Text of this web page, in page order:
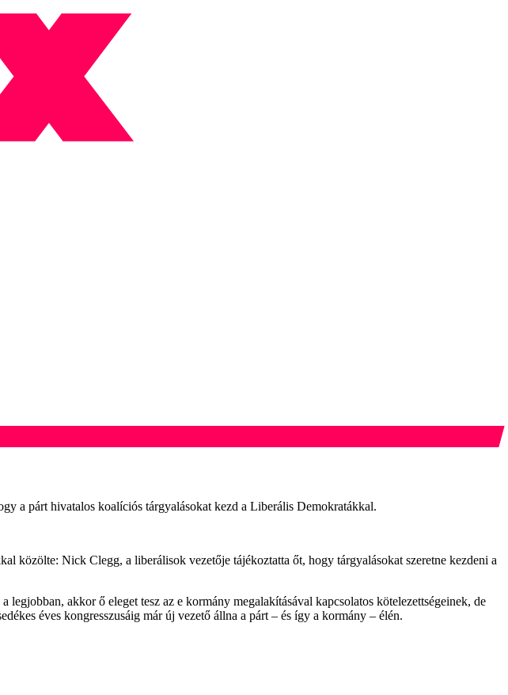
a párt hivatalos koalíciós tárgyalásokat kezd a Liberális Demokratákkal.
Nick Clegg, a liberálisok vezetője tájékoztatta őt, hogy tárgyalásokat szeretne kezdeni a
akkor ő eleget tesz az e kormány megalakításával kapcsolatos kötelezettségeinek, de
éves kongresszusáig már új vezető állna a párt – és így a kormány – élén.